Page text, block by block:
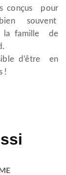
conçus pour
souvent
la famille de
d’être en
!